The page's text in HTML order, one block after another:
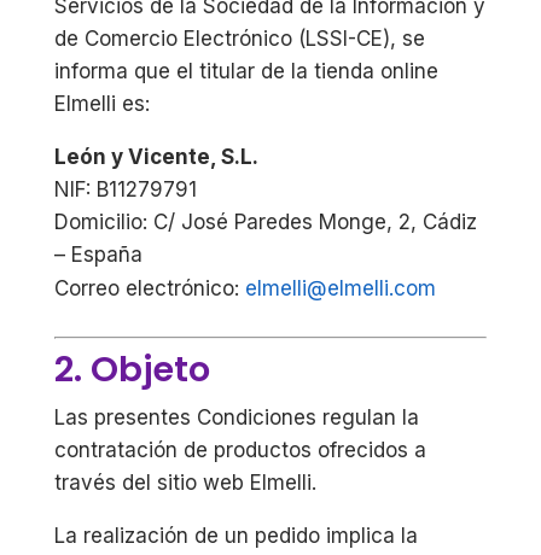
Servicios de la Sociedad de la Información y
de Comercio Electrónico (LSSI-CE), se
informa que el titular de la tienda online
Elmelli es:
León y Vicente, S.L.
NIF: B11279791
Domicilio: C/ José Paredes Monge, 2, Cádiz
– España
Correo electrónico: elmelli@elmelli.com
2. Objeto
Las presentes Condiciones regulan la
contratación de productos ofrecidos a
través del sitio web Elmelli.
La realización de un pedido implica la